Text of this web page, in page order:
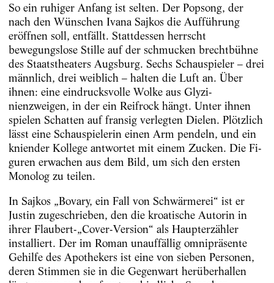
So ein ruhiger Anfang ist selten. Der Popsong, der
nach den Wünschen Ivana Sajkos die Aufführung
eröffnen soll, entfällt. Stattdessen herrscht
bewegungslose Stille auf der schmucken brechtbühne
des Staatstheaters Augsburg. Sechs Schauspieler – drei
männlich, drei weiblich – halten die Luft an. Über
ihnen: eine eindrucksvolle Wolke aus Gly­zi­
nienzweigen, in der ein Reifrock hängt. Unter ihnen
spielen Schatten auf fransig verlegten Dielen. Plötzlich
lässt eine Schauspielerin einen Arm pendeln, und ein
kniender Kollege antwortet mit einem Zucken. Die Fi­
guren erwachen aus dem Bild, um sich den ersten
Monolog zu teilen.
In Sajkos „Bovary, ein Fall von Schwärmerei“ ist er
Justin zugeschrieben, den die kroatische Autorin in
ihrer Flaubert-„Cover-Version“ als Haupterzähler
installiert. Der im Roman unauffällig omnipräsente
Gehilfe des Apothekers ist eine von sieben Personen,
deren Stimmen sie in die Gegenwart herüberhallen